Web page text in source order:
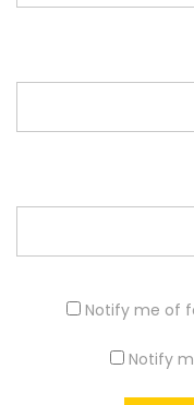
Notify me of
Notify